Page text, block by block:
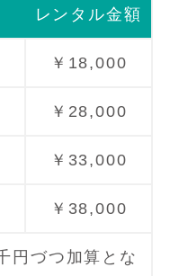
レンタル金額
￥18,000
￥28,000
￥33,000
￥38,000
円づつ加算とな